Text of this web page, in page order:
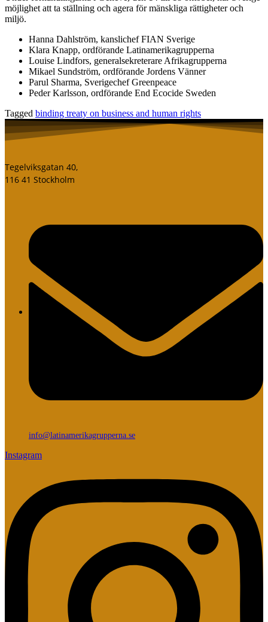
möjlighet att ta ställning och agera för mänskliga rättigheter och
miljö.
Hanna Dahlström, kanslichef FIAN Sverige
Klara Knapp, ordförande Latinamerikagrupperna
Louise Lindfors, generalsekreterare Afrikagrupperna
Mikael Sundström, ordförande Jordens Vänner
Parul Sharma, Sverigechef Greenpeace
Peder Karlsson, ordförande End Ecocide Sweden
Tagged binding treaty on business and human rights
Tegelviksgatan 40,
116 41 Stockholm
info@latinamerikagrupperna.se
Instagram